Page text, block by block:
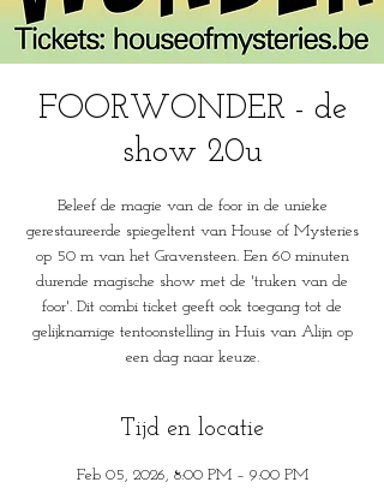
FOORWONDER - de
show 20u
Beleef de magie van de foor in de unieke
gerestaureerde spiegeltent van House of Mysteries
op 50 m van het Gravensteen. Een 60 minuten
durende magische show met de 'truken van de
foor'. Dit combi ticket geeft ook toegang tot de
gelijknamige tentoonstelling in Huis van Alijn op
een dag naar keuze.
Tijd en locatie
Feb 05, 2026, 8:00 PM – 9:00 PM